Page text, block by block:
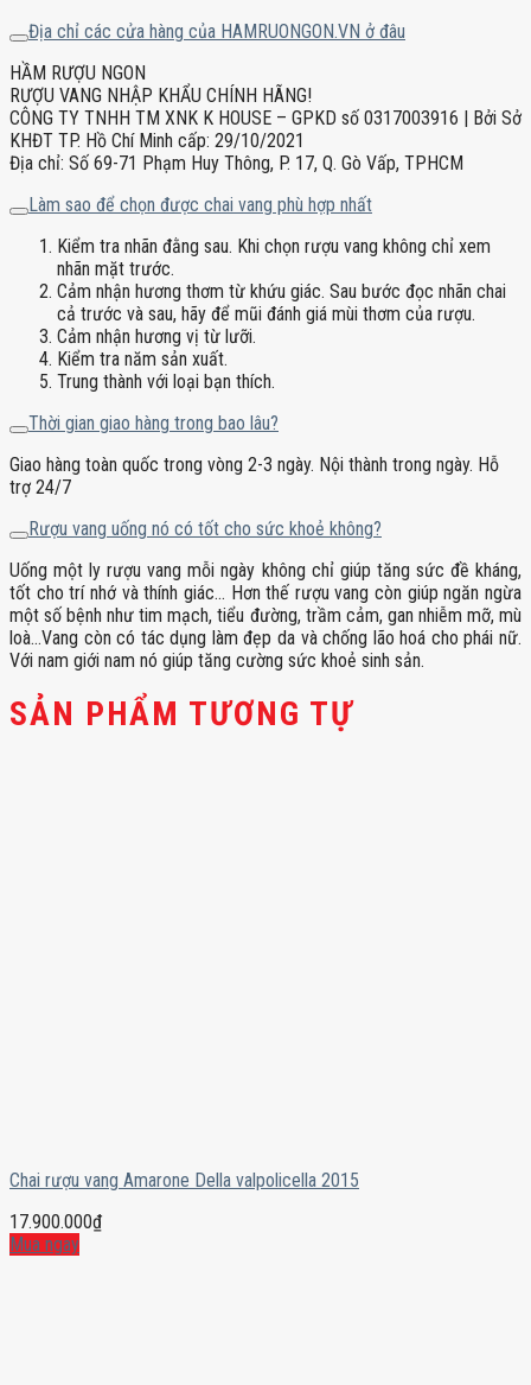
Địa chỉ các cửa hàng của HAMRUONGON.VN ở đâu
HẦM RƯỢU NGON
RƯỢU VANG NHẬP KHẨU CHÍNH HÃNG!
CÔNG TY TNHH TM XNK K HOUSE – GPKD số 0317003916 | Bởi Sở
KHĐT TP. Hồ Chí Minh cấp: 29/10/2021
Địa chỉ: Số 69-71 Phạm Huy Thông, P. 17, Q. Gò Vấp, TPHCM
Làm sao để chọn được chai vang phù hợp nhất
Kiểm tra nhãn đằng sau. Khi chọn rượu vang không chỉ xem
nhãn mặt trước.
Cảm nhận hương thơm từ khứu giác. Sau bước đọc nhãn chai
cả trước và sau, hãy để mũi đánh giá mùi thơm của rượu.
Cảm nhận hương vị từ lưỡi.
Kiểm tra năm sản xuất.
Trung thành với loại bạn thích.
Thời gian giao hàng trong bao lâu?
Giao hàng toàn quốc trong vòng 2-3 ngày. Nội thành trong ngày. Hỗ
trợ 24/7
Rượu vang uống nó có tốt cho sức khoẻ không?
Uống một ly rượu vang mỗi ngày không chỉ giúp tăng sức đề kháng,
tốt cho trí nhớ và thính giác… Hơn thế rượu vang còn giúp ngăn ngừa
một số bệnh như tim mạch, tiểu đường, trầm cảm, gan nhiễm mỡ, mù
loà…Vang còn có tác dụng làm đẹp da và chống lão hoá cho phái nữ.
Với nam giới nam nó giúp tăng cường sức khoẻ sinh sản.
SẢN PHẨM TƯƠNG TỰ
Chai rượu vang Amarone Della valpolicella 2015
17.900.000₫
Mua ngay